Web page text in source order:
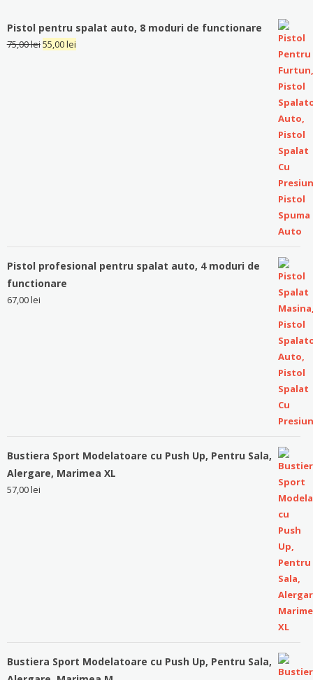
Pistol pentru spalat auto, 8 moduri de functionare
75,00lei55,00lei
Pistol profesional pentru spalat auto, 4 moduri de
functionare
67,00lei
Bustiera Sport Modelatoare cu Push Up, Pentru Sala,
Alergare, Marimea XL
57,00lei
Bustiera Sport Modelatoare cu Push Up, Pentru Sala,